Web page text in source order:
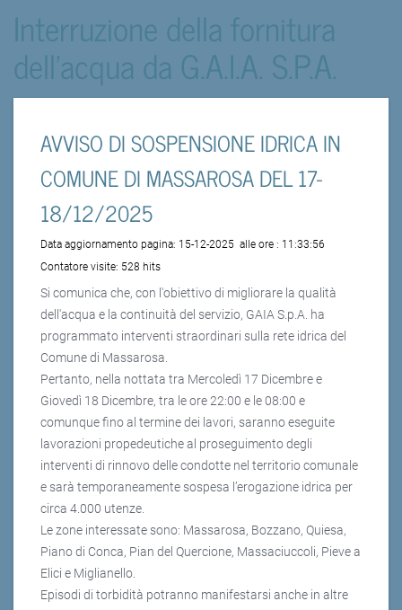
Interruzione della fornitura
dell'acqua da G.A.I.A. S.P.A.
AVVISO DI SOSPENSIONE IDRICA IN
COMUNE DI MASSAROSA DEL 17-
18/12/2025
Data aggiornamento pagina: 15-12-2025 alle ore : 11:33:56
Contatore visite: 528 hits
Si comunica che, con l'obiettivo di migliorare la qualità
dell'acqua e la continuità del servizio, GAIA S.p.A. ha
programmato interventi straordinari sulla rete idrica del
Comune di Massarosa.
Pertanto, nella nottata tra Mercoledì 17 Dicembre e
Giovedì 18 Dicembre, tra le ore 22:00 e le 08:00 e
comunque fino al termine dei lavori, saranno eseguite
lavorazioni propedeutiche al proseguimento degli
interventi di rinnovo delle condotte nel territorio comunale
e sarà temporaneamente sospesa l’erogazione idrica per
circa 4.000 utenze.
Le zone interessate sono: Massarosa, Bozzano, Quiesa,
Piano di Conca, Pian del Quercione, Massaciuccoli, Pieve a
Elici e Miglianello.
Episodi di torbidità potranno manifestarsi anche in altre